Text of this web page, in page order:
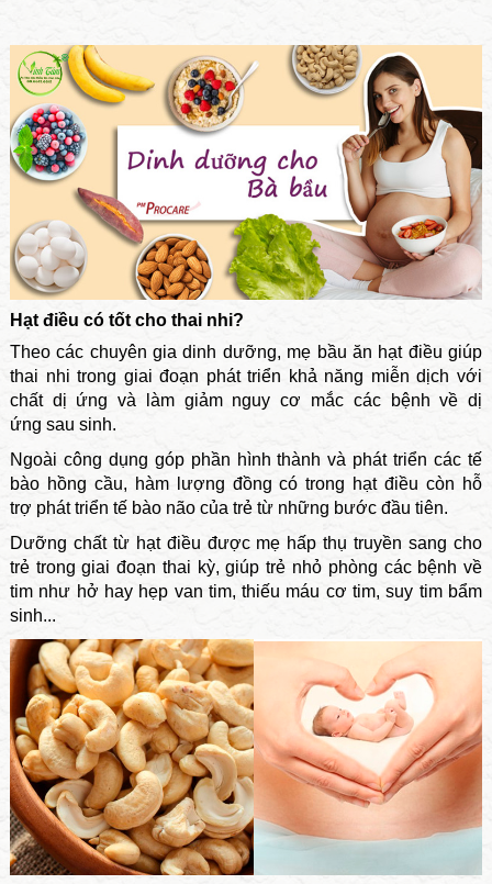
Hạt điều có tốt cho thai nhi?
Theo các chuyên gia dinh dưỡng, mẹ bầu ăn hạt điều giúp
thai nhi trong giai đoạn phát triển khả năng miễn dịch với
chất dị ứng và làm giảm nguy cơ mắc các bệnh về dị
ứng sau sinh.
Ngoài công dụng góp phần hình thành và phát triển các tế
bào hồng cầu, hàm lượng đồng có trong hạt điều còn hỗ
trợ phát triển tế bào não của trẻ từ những bước đầu tiên.
Dưỡng chất từ hạt điều được mẹ hấp thụ truyền sang cho
trẻ trong giai đoạn thai kỳ, giúp trẻ nhỏ phòng các bệnh về
tim như hở hay hẹp van tim, thiếu máu cơ tim, suy tim bẩm
sinh...